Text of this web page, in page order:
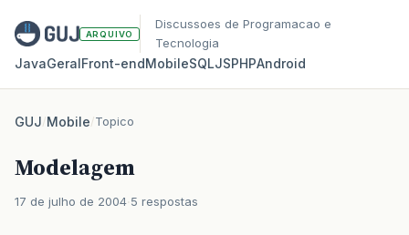
ARQUIVO
Discussoes de Programacao e
Tecnologia
JavaGeralFront‑endMobileSQLJSPHPAndroid
GUJ/Mobile/Topico
Modelagem
17 de julho de 2004 5 respostas